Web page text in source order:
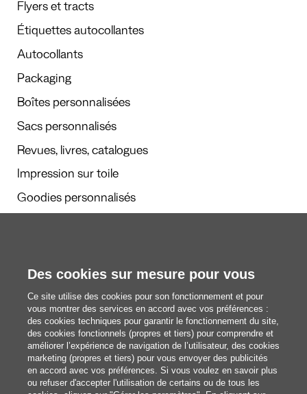
Flyers et tracts
Étiquettes autocollantes
Autocollants
Packaging
Boîtes personnalisées
Sacs personnalisés
Revues, livres, catalogues
Impression sur toile
Goodies personnalisés
Nous découvrir
blog@pixartprinting.com
Des cookies sur mesure pour vous
Ce site utilise des cookies pour son fonctionnement et pour
vous montrer des services en accord avec vos préférences :
des cookies techniques pour garantir le fonctionnement du site,
des cookies fonctionnels (propres et tiers) pour comprendre et
améliorer l’expérience de navigation de l’utilisateur, des cookies
marketing (propres et tiers) pour vous envoyer des publicités
en accord avec vos préférences. Si vous voulez en savoir plus
ou refuser d'accepter l'utilisation de certains ou de tous les